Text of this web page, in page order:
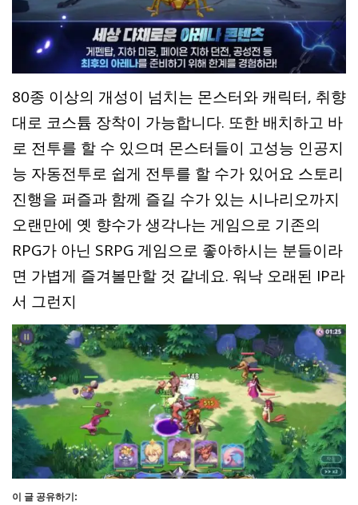
80종 이상의 개성이 넘치는 몬스터와 캐릭터, 취향
대로 코스튬 장착이 가능합니다. 또한 배치하고 바
로 전투를 할 수 있으며 몬스터들이 고성능 인공지
능 자동전투로 쉽게 전투를 할 수가 있어요 스토리
진행을 퍼즐과 함께 즐길 수가 있는 시나리오까지
오랜만에 옛 향수가 생각나는 게임으로 기존의
RPG가 아닌 SRPG 게임으로 좋아하시는 분들이라
면 가볍게 즐겨볼만할 것 같네요. 워낙 오래된 IP라
서 그런지
이 글 공유하기: